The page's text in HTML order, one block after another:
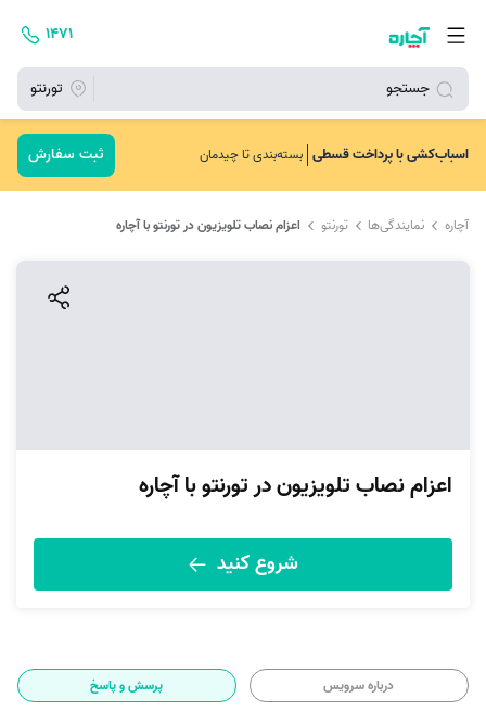
جستجو تورنتو
۱۴۷۱
اسباب‌کشی با پرداخت قسطی بسته‌بندی تا چیدمان ثبت سفارش
آچاره نمایندگی‌ها تورنتو اعزام نصاب تلویزیون در تورنتو با آچاره
اعزام نصاب تلویزیون در تورنتو با آچاره
شروع کنید
درباره سرویس پرسش و پاسخ